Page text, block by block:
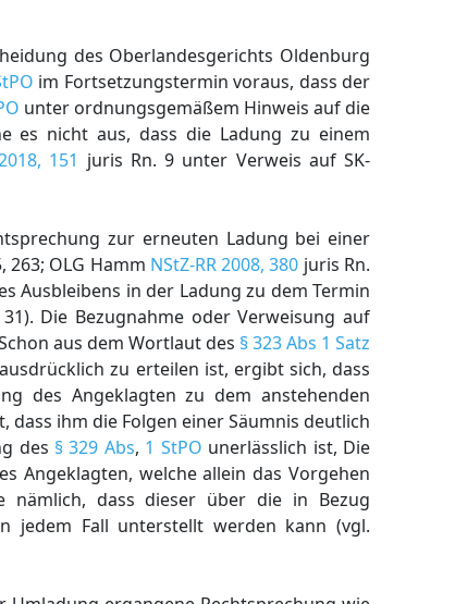
des Oberlandesgerichts Oldenburg
im Fortsetzungstermin voraus, dass der
unter ordnungsgemäßem Hinweis auf die
es nicht aus, dass die Ladung zu einem
151 juris Rn. 9 unter Verweis auf SK-
zur erneuten Ladung bei einer
263; OLG Hamm NStZ-RR 2008, 380 juris Rn.
Ausbleibens in der Ladung zu dem Termin
Die Bezugnahme oder Verweisung auf
aus dem Wortlaut des § 323 Abs 1 Satz
zu erteilen ist, ergibt sich, dass
des Angeklagten zu dem anstehenden
ihm die Folgen einer Säumnis deutlich
des § 329 Abs, 1 StPO unerlässlich ist, Die
Angeklagten, welche allein das Vorgehen
nämlich, dass dieser über die in Bezug
jedem Fall unterstellt werden kann (vgl.